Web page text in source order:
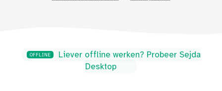
OFFLINE
Liever offline werken? Probeer Sejda
Desktop